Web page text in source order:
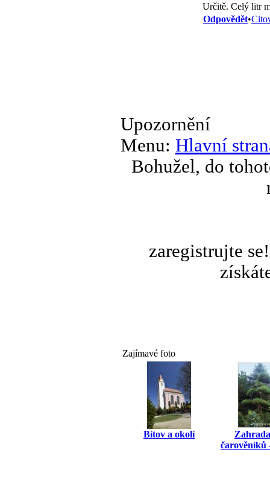
Určitě. Celý litr
Odpovědět•
Upozornění
Menu: Hlavní
Bohužel, do
zaregistrujte
Zajímavé foto
Bítov a okolí
čarověníků